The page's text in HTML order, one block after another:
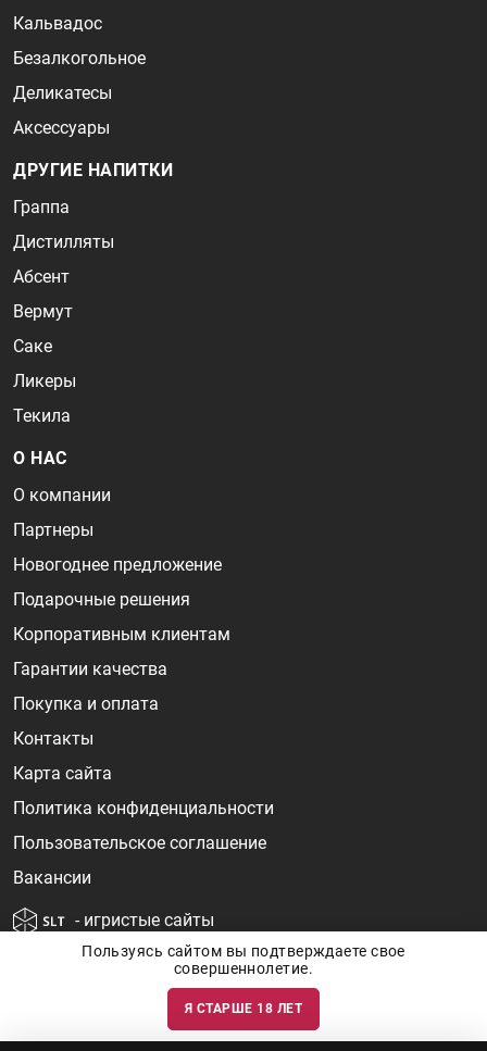
Кальвадос
Безалкогольное
Деликатесы
Аксессуары
ДРУГИЕ НАПИТКИ
Граппа
Дистилляты
Абсент
Вермут
Саке
Ликеры
Текила
О НАС
О компании
Партнеры
Новогоднее предложение
Подарочные решения
Корпоративным клиентам
Гарантии качества
Покупка и оплата
Контакты
Карта сайта
Политика конфиденциальности
Пользовательское соглашение
Вакансии
- игристые сайты
Информация о ценах и наличии товаров носит ознакомительный
характер и может быть не точной. Цены на импортные товары особенно
Пользуясь сайтом вы подтверждаете свое
совершеннолетие.
Я СТАРШЕ 18 ЛЕТ